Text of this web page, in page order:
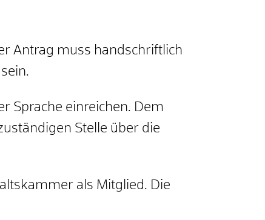
Antrag muss handschriftlich
Sprache einreichen. Dem
Stelle über die
als Mitglied. Die